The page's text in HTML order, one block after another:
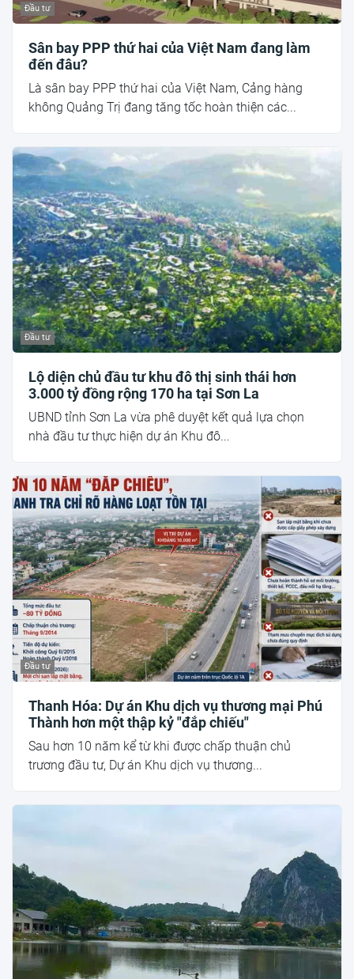
Đầu tư
Sân bay PPP thứ hai của Việt Nam đang làm
đến đâu?
Là sân bay PPP thứ hai của Việt Nam, Cảng hàng
không Quảng Trị đang tăng tốc hoàn thiện các...
Đầu tư
Lộ diện chủ đầu tư khu đô thị sinh thái hơn
3.000 tỷ đồng rộng 170 ha tại Sơn La
UBND tỉnh Sơn La vừa phê duyệt kết quả lựa chọn
nhà đầu tư thực hiện dự án Khu đô...
Đầu tư
Thanh Hóa: Dự án Khu dịch vụ thương mại Phú
Thành hơn một thập kỷ "đắp chiếu"
Sau hơn 10 năm kể từ khi được chấp thuận chủ
trương đầu tư, Dự án Khu dịch vụ thương...